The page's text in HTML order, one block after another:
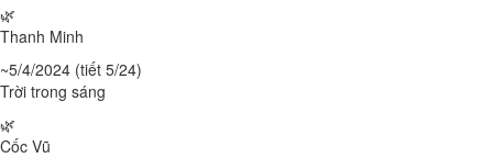
🌿
Thanh Minh
~5/4/2024 (tiết 5/24)
Trời trong sáng
🌿
Cốc Vũ